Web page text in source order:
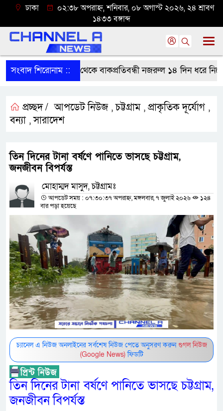
ঢাকা
০২:৩৮ অপরাহ্ন, শনিবার, ০৮ অগাস্ট ২০২৬, ২৪ শ্রাবণ
১৪৩৩ বঙ্গাব্দ
সংবাদ শিরোনাম ::
বাগাতিপাড়া থেকে বাকপ্রতিবন্ধী নজরুল ১৪ দিন ধরে নিখোঁজ
প্রচ্ছদ / আপডেট নিউজ ,চট্টগ্রাম , প্রাকৃতিক দূর্যোগ ,
বন্যা ,সারাদেশ
তিন দিনের টানা বর্ষণে পানিতে ভাসছে চট্টগ্রাম,
জনজীবন বিপর্যস্ত
মোহাম্মদ মাসুদ, চট্টগ্রামঃ
আপডেট সময় : ০৭:৩০:৩৭ অপরাহ্ন, মঙ্গলবার, ৭ জুলাই ২০২৬
১২৪
বার পড়া হয়েছে
চ্যানেল এ নিউজ অনলাইনের সর্বশেষ নিউজ পেতে অনুসরণ করুনগুগল নিউজ
(Google News)ফিডটি
তিন দিনের টানা বর্ষণে পানিতে ভাসছে চট্টগ্রাম,
জনজীবন বিপর্যস্ত